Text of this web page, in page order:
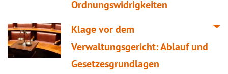
Ordnungswidrigkeiten
Klage vor dem
Verwaltungsgericht: Ablauf und
Gesetzesgrundlagen